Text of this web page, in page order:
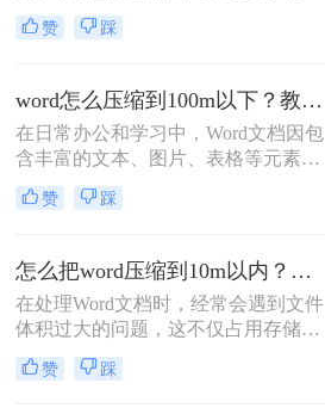
件的传输速度和编辑效率。那么Word
文档超过了20MB如何缩小呢？本文
赞 踩
word怎么压缩到100m以下？教你二种常见的压缩方法!
在日常办公和学习中，Word文档因包
含丰富的文本、图片、表格等元素，
可能会变得异常庞大，不仅占用大量
存储空间，还影响文件的传输速度。
文将介绍两种将Word文档压缩到
100MB以下的有效方法，帮助您轻松
解决这一难题。
赞 踩
怎么把word压缩到10m以内？教你二种让word变小的方法！
在处理Word文档时，经常会遇到文件
体积过大的问题，这不仅占用存储空
间，还影响文件的传输速度。那么怎
么把word压缩到10m以内呢？本文将
赞 踩